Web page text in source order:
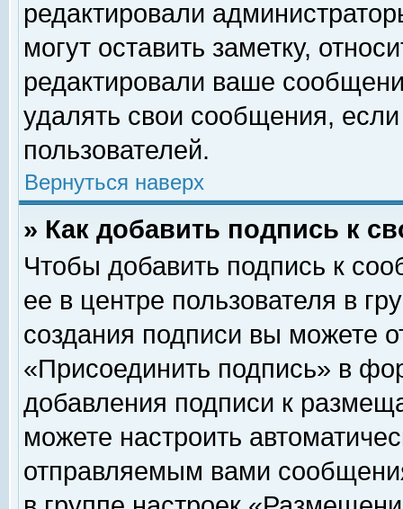
редактировали
могут оставить заметку,
редактировали ваше
удалять свои сообщения,
пользователей.
Вернуться наверх
» Как добавить подпись к
Чтобы добавить подпись к
ее в центре пользователя в
создания подписи вы можете
«Присоединить подпись» в
добавления подписи к
можете настроить
отправляемым вами